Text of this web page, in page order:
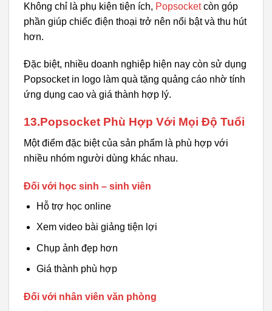
Không chỉ là phụ kiện tiện ích, Popsocketcòn góp
phần giúp chiếc điện thoại trở nên nổi bật và thu hút
hơn.
Đặc biệt, nhiều doanh nghiệp hiện nay còn sử dụng
Popsocket in logo làm quà tặng quảng cáo nhờ tính
ứng dụng cao và giá thành hợp lý.
13.Popsocket Phù Hợp Với Mọi Độ Tuổi
Một điểm đặc biệt của sản phẩm là phù hợp với
nhiều nhóm người dùng khác nhau.
Đối với học sinh – sinh viên
Hỗ trợ học online
Xem video bài giảng tiện lợi
Chụp ảnh đẹp hơn
Giá thành phù hợp
Đối với nhân viên văn phòng